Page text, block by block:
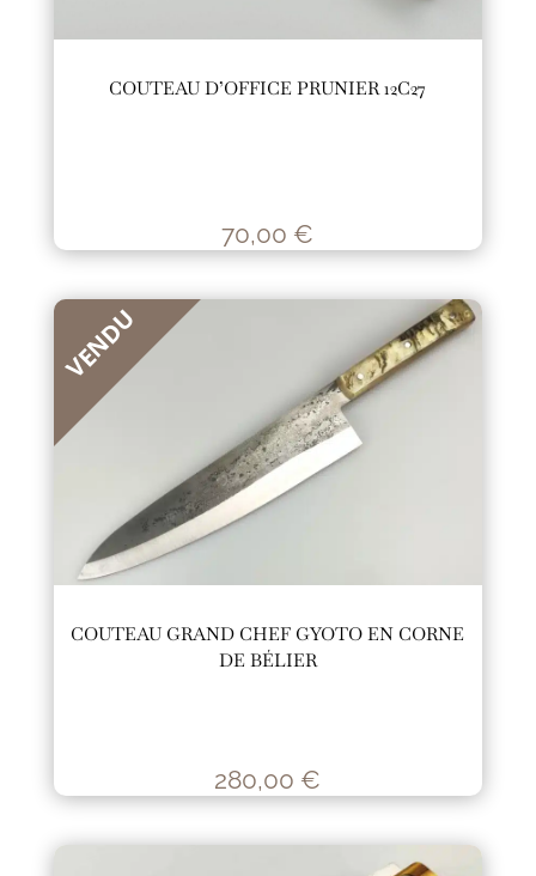
COUTEAU D’OFFICE PRUNIER 12C27
70,00 €
VENDU
COUTEAU GRAND CHEF GYOTO EN CORNE
DE BÉLIER
280,00 €